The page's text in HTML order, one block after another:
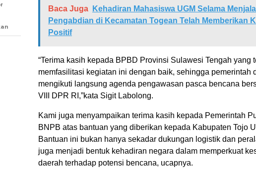
Baca Juga
Kehadiran Mahasiswa UGM Selama
Pengabdian di Kecamatan Togean Telah Memberikan
Positif
“Terima kasih kepada BPBD Provinsi Sulawesi Tengah yang
memfasilitasi kegiatan ini dengan baik, sehingga pemerintah
mengikuti langsung agenda pengawasan pasca bencana
VIII DPR RI,”kata Sigit Labolong.
Kami juga menyampaikan terima kasih kepada Pemerintah
BNPB atas bantuan yang diberikan kepada Kabupaten Tojo
Bantuan ini bukan hanya sekadar dukungan logistik dan
juga menjadi bentuk kehadiran negara dalam memperkuat
daerah terhadap potensi bencana, ucapnya.